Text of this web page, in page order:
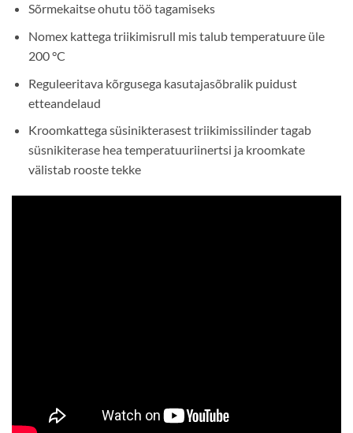
Sõrmekaitse ohutu töö tagamiseks
Nomex kattega triikimisrull mis talub temperatuure üle
200 °C
Reguleeritava kõrgusega kasutajasõbralik puidust
etteandelaud
Kroomkattega süsinikterasest triikimissilinder tagab
süsnikiterase hea temperatuuriinertsi ja kroomkate
välistab rooste tekke